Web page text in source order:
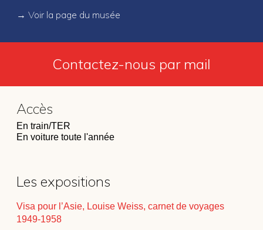
→ Voir la page du musée
Contactez-nous par mail
Accès
En train/TER
En voiture toute l'année
Les expositions
Visa pour l’Asie, Louise Weiss, carnet de voyages
1949-1958